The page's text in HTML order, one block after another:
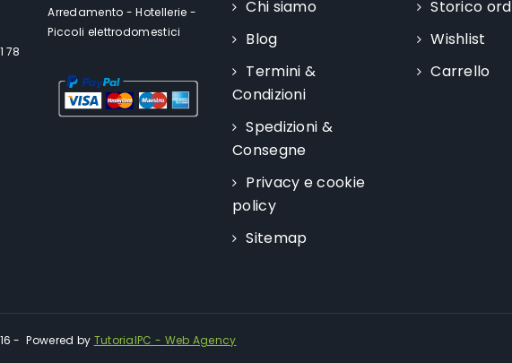
78
Arredamento - Hotellerie -
Piccoli elettrodomestici
Chi siamo
Blog
Termini &
Condizioni
Spedizioni &
Consegne
Privacy e cookie
policy
Sitemap
Storico
Wishlist
Carrello
- Powered by TutorialPC - Web Agency